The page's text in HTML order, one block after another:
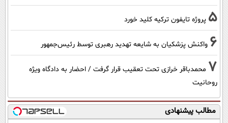
5 پروژه تایفون ترکیه کلید خورد
6 واکنش پزشکیان به شایعه تهدید رهبری توسط رئیس‌جمهور
7 محمدباقر خرازی تحت تعقیب قرار گرفت / احضار به دادگاه ویژه
روحانیت
مطالب پیشنهادی